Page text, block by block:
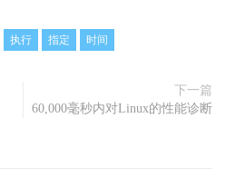
执行 指定 时间
下一篇
60,000毫秒内对Linux的性能诊断